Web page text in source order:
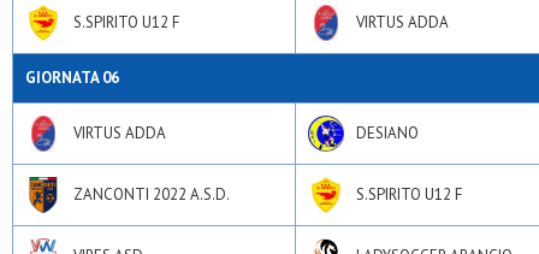
S.SPIRITO U12 F VIRTUS ADDA
GIORNATA 06
VIRTUS ADDA DESIANO
ZANCONTI 2022 A.S.D. S.SPIRITO U12 F